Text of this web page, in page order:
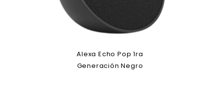
Alexa Echo Pop 1ra
Generación Negro